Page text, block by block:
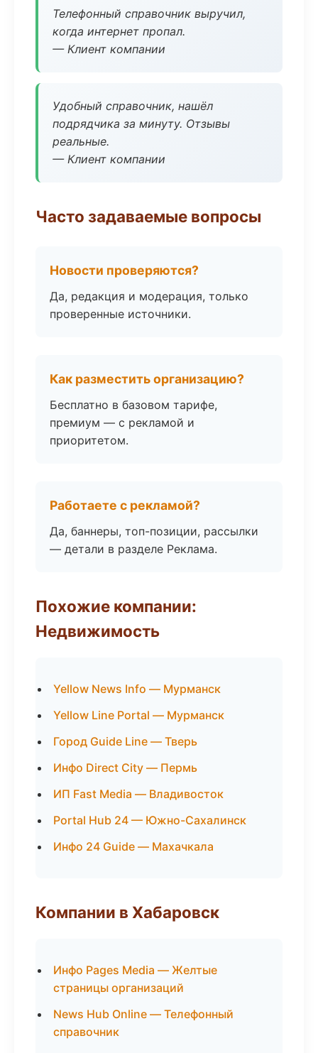
Телефонный справочник выручил,
когда интернет пропал.
— Клиент компании
Удобный справочник, нашёл
подрядчика за минуту. Отзывы
реальные.
— Клиент компании
Часто задаваемые вопросы
Новости проверяются?
Да, редакция и модерация, только
проверенные источники.
Как разместить организацию?
Бесплатно в базовом тарифе,
премиум — с рекламой и
приоритетом.
Работаете с рекламой?
Да, баннеры, топ-позиции, рассылки
— детали в разделе Реклама.
Похожие компании:
Недвижимость
Yellow News Info — Мурманск
Yellow Line Portal — Мурманск
Город Guide Line — Тверь
Инфо Direct City — Пермь
ИП Fast Media — Владивосток
Portal Hub 24 — Южно-Сахалинск
Инфо 24 Guide — Махачкала
Компании в Хабаровск
Инфо Pages Media — Желтые
страницы организаций
News Hub Online — Телефонный
справочник